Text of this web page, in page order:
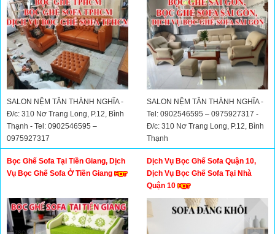
SALON NỆM TÂN THÀNH NGHĨA -
Đ/c: 310 Nơ Trang Long, P.12, Bình
Thạnh - Tel: 0902546595 –
0975927317
SALON NỆM TÂN THÀNH NGHĨA -
Tel: 0902546595 – 0975927317 -
Đ/c: 310 Nơ Trang Long, P.12, Bình
Thạnh
Bọc Ghế Sofa Tại Tiền Giang, Dịch
Vụ Bọc Ghế Sofa Ở Tiền Giang
Dịch Vụ Bọc Ghế Sofa Quận 10,
Dịch Vụ Bọc Ghế Sofa Tại Nhà
Quận 10